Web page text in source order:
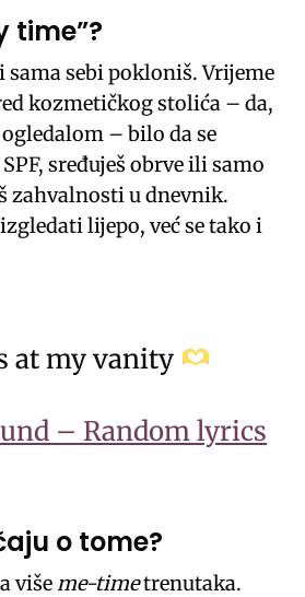
time”?
sebi pokloniš. Vrijeme
kozmetičkog stolića – da,
– bilo da se
sređuješ obrve ili samo
zahvalnosti u dnevnik.
lijepo, već se tako i
at my vanity
– Random lyrics
o tome?
više me-timetrenutaka.